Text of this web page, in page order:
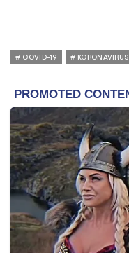
COVID-19 KORONAVIRUS